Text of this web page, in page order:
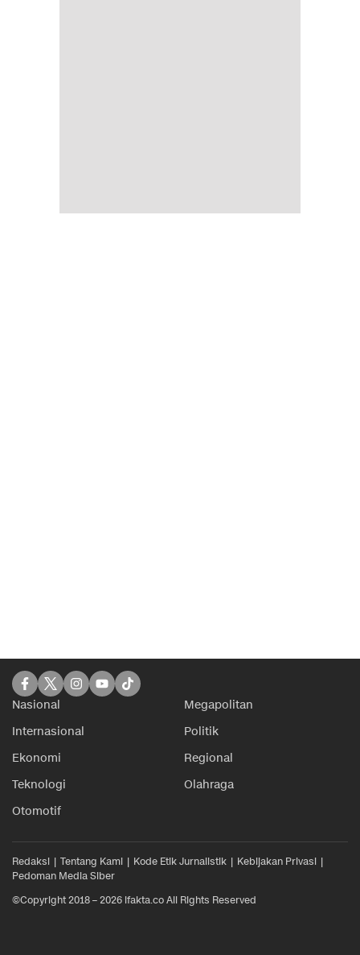
Nasional
Megapolitan
Internasional
Politik
Ekonomi
Regional
Teknologi
Olahraga
Otomotif
Redaksi Tentang Kami Kode Etik Jurnalistik
Kebijakan Privasi
Pedoman Media Siber
©Copyright 2018 – 2026 ifakta.co All Rights Reserved